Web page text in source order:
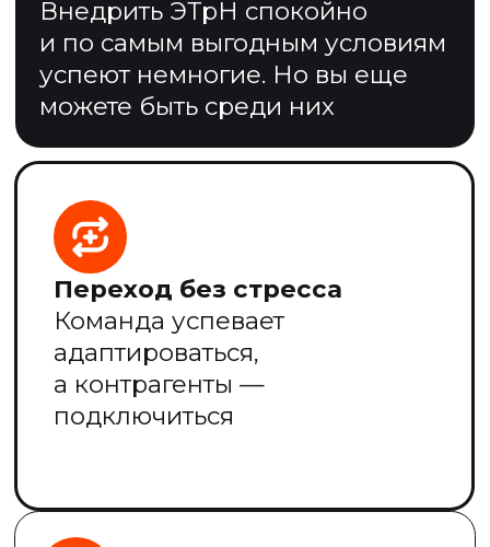
Узнайте, как
легко перейти
на ЭТрН
с Умной
Покажем возможности сервиса
и расскажем, как внедрить
ЭТрН в ваши процессы
с экономией до 72%
+7